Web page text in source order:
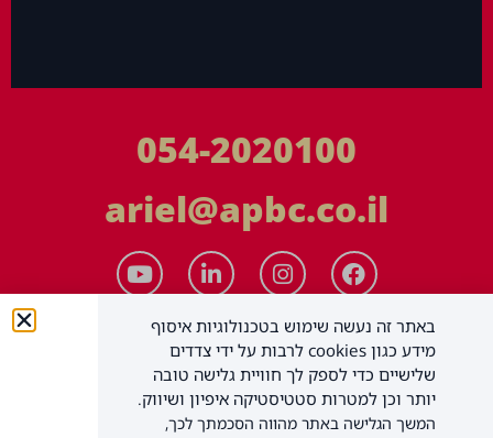
054-2020100
ariel@apbc.co.il
באתר זה נעשה שימוש בטכנולוגיות איסוף
מידע כגון cookies לרבות על ידי צדדים
שלישיים כדי לספק לך חוויית גלישה טובה
יותר וכן למטרות סטטיסטיקה איפיון ושיווק.
המשך הגלישה באתר מהווה הסכמתך לכך,